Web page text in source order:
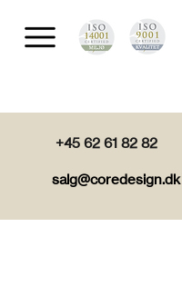
+45 62 61 82 82
salg@coredesign.dk